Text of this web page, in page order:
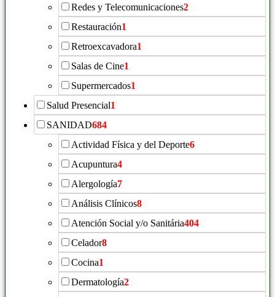
Redes y Telecomunicaciones2
Restauración1
Retroexcavadora1
Salas de Cine1
Supermercados1
Salud Presencial1
SANIDAD684
Actividad Física y del Deporte6
Acupuntura4
Alergología7
Análisis Clínicos8
Atención Social y/o Sanitária404
Celador8
Cocina1
Dermatología2